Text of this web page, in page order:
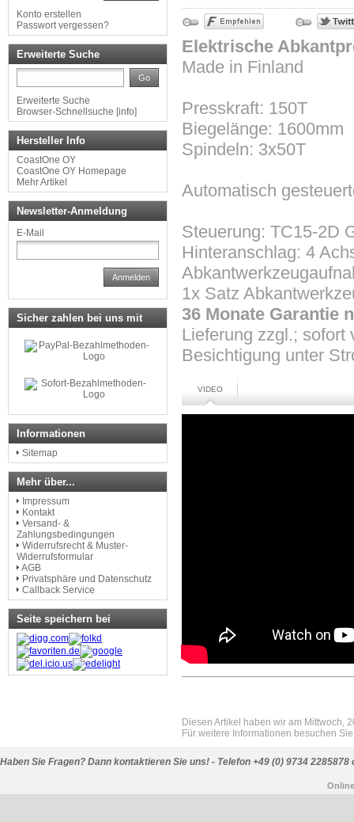
Elektrische
Made in Finland
Presskraft: 150T
Biegelänge: 1600mm
Spindeln: 3x50T
Automatisch
Steuerung: TC15-2D
Hinteranschlag: 4
1x Satz
36 Monate Garantie
Lieferung zzgl.; sofort
Besichtigung unter
VIDEO
Diesen Artikel haben wir am Mittwoch,
Für weitere Informationen besuchen
Konto erstellen
Passwort vergessen?
Erweiterte Suche
Go
Erweiterte Suche
Browser-Schnellsuche [info]
Hersteller Info
CoastOne OY
CoastOne OY Homepage
Mehr Artikel
Newsletter-Anmeldung
E-Mail
Anmelden
Sicher zahlen bei uns mit
Informationen
Sitemap
Mehr über...
Impressum
Kontakt
Versand- &
Zahlungsbedingungen
Widerrufsrecht & Muster-
Widerrufsformular
AGB
Privatsphäre und Datenschutz
Callback Service
Seite speichern bei
Haben Sie Fragen? Dann kontaktieren Sie uns! - Telefon +49 (0) 9734